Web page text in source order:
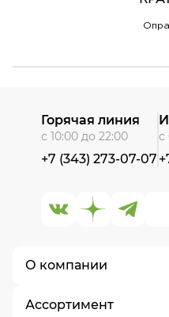
О компании
О нас
Ассортимент
Горячая линия
с 10:00 до 22:00
+7 (343) 273-07-07
с